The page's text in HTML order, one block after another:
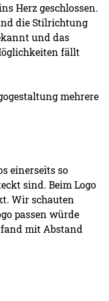
Herz geschlossen.
die Stilrichtung
und das
fällt
mehrere
einerseits so
sind. Beim Logo
Wir schauten
passen würde
fand mit Abstand